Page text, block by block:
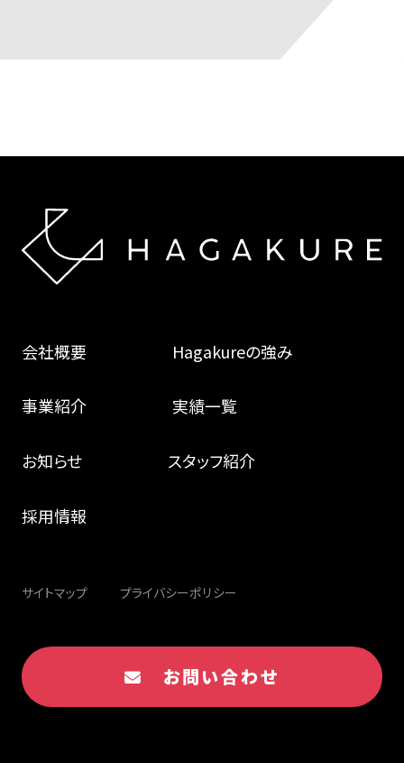
会社概要 Hagakureの強み
事業紹介 実績一覧
お知らせ スタッフ紹介
採用情報
サイトマップ プライバシーポリシー
お問い合わせ